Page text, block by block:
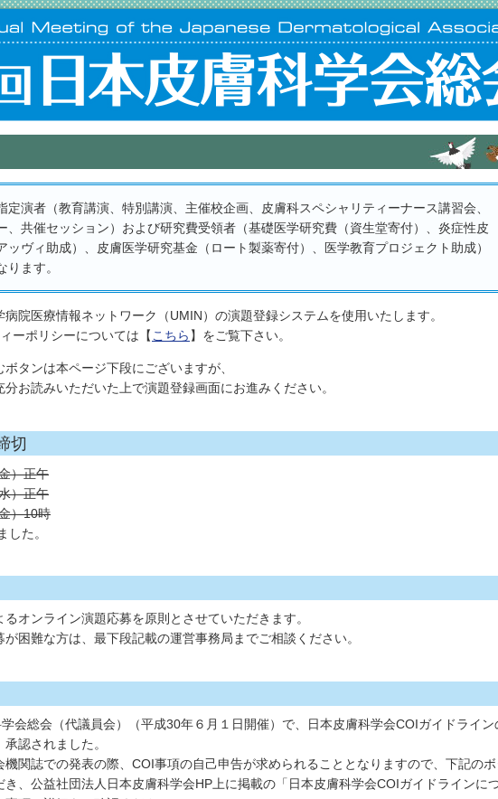
定演者（教育講演、特別講演、主催校企画、皮膚科スペシャリティーナース講習会、
、共催セッション）および研究費受領者（基礎医学研究費（資生堂寄付）、炎症性皮
ッヴィ助成）、皮膚医学研究基金（ロート製薬寄付）、医学教育プロジェクト助成）
ります。
院医療情報ネットワーク（UMIN）の演題登録システムを使用いたします。
ーポリシーについては【こちら 】をご覧下さい。
ボタンは本ページ下段にございますが、
分お読みいただいた上で演題登録画面にお進みください。
切
）正午
）正午
）10時
した。
オンライン演題応募を原則とさせていただきます。
困難な方は、最下段記載の運営事務局までご相談ください。
会総会（代議員会）（平成30年６月１日開催）で、日本皮膚科学会COIガイドライン
認されました。
機関誌での発表の際、COI事項の自己申告が求められることとなりますので、下記のボ
き、公益社団法人日本皮膚科学会HP上に掲載の「日本皮膚科学会COIガイドラインに